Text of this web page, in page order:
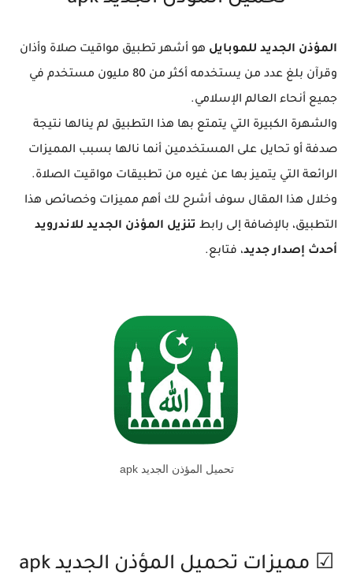
المؤذن الجديد للموبايل هو أشهر تطبيق مواقيت صلاة وأذان
وقرآن بلغ عدد من يستخدمه أكثر من 80 مليون مستخدم في
جميع أنحاء العالم الإسلامي.
والشهرة الكبيرة التي يتمتع بها هذا التطبيق لم ينالها نتيجة
صدفة أو تحايل على المستخدمين أنما نالها بسبب المميزات
الرائعة التي يتميز بها عن غيره من تطبيقات مواقيت الصلاة.
وخلال هذا المقال سوف أشرح لك أهم مميزات وخصائص هذا
التطبيق، بالإضافة إلى رابط تنزيل المؤذن الجديد للاندرويد
أحدث إصدار جديد، فتابع.
تحميل المؤذن الجديد apk
☑ مميزات تحميل المؤذن الجديد apk